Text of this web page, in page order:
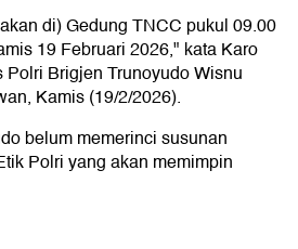
di) Gedung TNCC pukul 09.00
19 Februari 2026," kata Karo
Brigjen Trunoyudo Wisnu
Kamis (19/2/2026).
belum memerinci susunan
Polri yang akan memimpin